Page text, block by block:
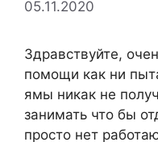
05.11.2020
Здравствуйте,
помощи как ни
ямы никак не
занимать что бы
просто нет